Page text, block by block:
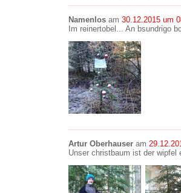
Namenlos am 30.12.2015 um
Im reinertobel... An bsundrigo
Artur Oberhauser am
Unser christbaum ist der wipfel